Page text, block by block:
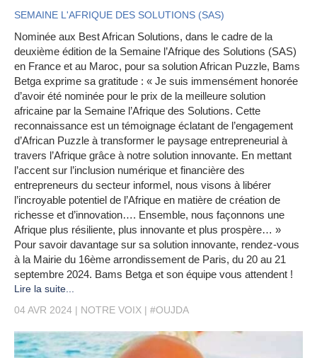
SEMAINE L'AFRIQUE DES SOLUTIONS (SAS)
Nominée aux Best African Solutions, dans le cadre de la
deuxième édition de la Semaine l’Afrique des Solutions (SAS)
en France et au Maroc, pour sa solution African Puzzle, Bams
Betga exprime sa gratitude : « Je suis immensément honorée
d’avoir été nominée pour le prix de la meilleure solution
africaine par la Semaine l’Afrique des Solutions. Cette
reconnaissance est un témoignage éclatant de l’engagement
d’African Puzzle à transformer le paysage entrepreneurial à
travers l’Afrique grâce à notre solution innovante. En mettant
l’accent sur l’inclusion numérique et financière des
entrepreneurs du secteur informel, nous visons à libérer
l’incroyable potentiel de l’Afrique en matière de création de
richesse et d’innovation…. Ensemble, nous façonnons une
Afrique plus résiliente, plus innovante et plus prospère… »
Pour savoir davantage sur sa solution innovante, rendez-vous
à la Mairie du 16ème arrondissement de Paris, du 20 au 21
septembre 2024. Bams Betga et son équipe vous attendent !
Lire la suite...
04 AVR 2024
NOTRE VOIX #OUJDA